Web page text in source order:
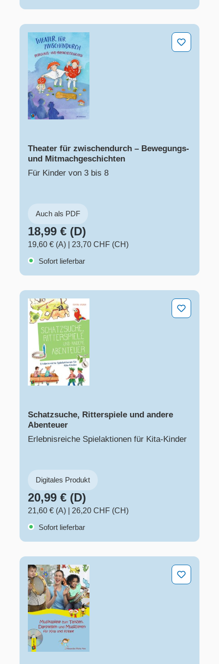
Theater für zwischendurch – Bewegungs- und
Theater für zwischendurch – Bewegungs-
und Mitmachgeschichten
Für Kinder von 3 bis 8
Auch als PDF
18,99 € (D)
19,60 € (A)
23,70 CHF (CH)
Sofort lieferbar
Schatzsuche, Ritterspiele und andere Abenteuer
Schatzsuche, Ritterspiele und andere
Abenteuer
Erlebnisreiche Spielaktionen für Kita-Kinder
Digitales Produkt
20,99 € (D)
21,60 € (A)
26,20 CHF (CH)
Sofort lieferbar
Musikspiele zum Tanzen, Darstellen und Musizieren